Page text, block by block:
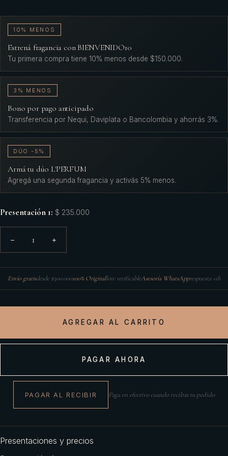
10% MENOS
Estrená fragancia con BIENVENIDO10
Tu primera compra tiene 10% menos desde $150.000.
3% MENOS
Bono por pago anticipado
Transferencia por Nequi, Daviplata o Bancolombia y ahorrás 3%.
DÚO -5%
Armá tu dúo L'PERFUM
Agregá una segunda fragancia y activás 5% menos.
Presentación 1: $ 235.000
− 1 +
Envío gratisdesde $300.000100% Originallote verificableAsesoría WhatsApprespuesta <1h
AGREGAR AL CARRITO
PAGAR AHORA
PAGAR AL RECIBIR Paga en efectivo cuando recibas tu pedido
Presentaciones y precios